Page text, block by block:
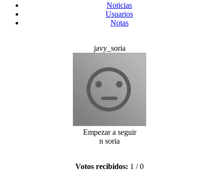
Noticias
Usuarios
Notas
javy_soria
Empezar a seguir
n soria
Votos recibidos: 1 / 0